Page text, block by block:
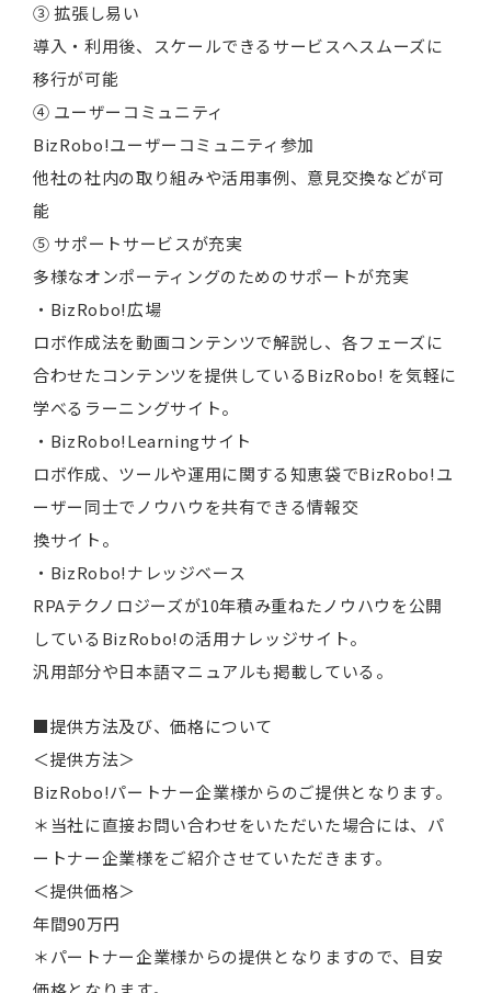
③ 拡張し易い
導入・利用後、スケールできるサービスへスムーズに
移行が可能
④ ユーザーコミュニティ
BizRobo!ユーザーコミュニティ参加
他社の社内の取り組みや活用事例、意見交換などが可
能
⑤ サポートサービスが充実
多様なオンポーティングのためのサポートが充実
・BizRobo!広場
ロボ作成法を動画コンテンツで解説し、各フェーズに
合わせたコンテンツを提供しているBizRobo! を気軽に
学べるラーニングサイト。
・BizRobo!Learningサイト
ロボ作成、ツールや運用に関する知恵袋でBizRobo!ユ
ーザー同士でノウハウを共有できる情報交
換サイト。
・BizRobo!ナレッジベース
RPAテクノロジーズが10年積み重ねたノウハウを公開
しているBizRobo!の活用ナレッジサイト。
汎用部分や日本語マニュアルも掲載している。
■提供方法及び、価格について
＜提供方法＞
BizRobo!パートナー企業様からのご提供となります。
＊当社に直接お問い合わせをいただいた場合には、パ
ートナー企業様をご紹介させていただきます。
＜提供価格＞
年間90万円
＊パートナー企業様からの提供となりますので、目安